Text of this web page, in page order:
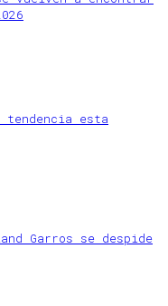
tendencia esta
Garros se despide